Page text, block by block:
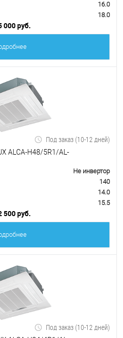
16.0
18.0
000 руб.
Под заказ (10-12 дней)
ALCA-H48/5R1/AL-
Не инвертор
140
14.0
15.5
500 руб.
Под заказ (10-12 дней)